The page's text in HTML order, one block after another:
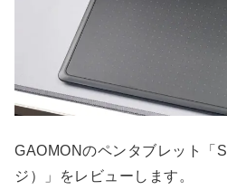
GAOMONのペンタブレット「
ジ）」をレビューします。